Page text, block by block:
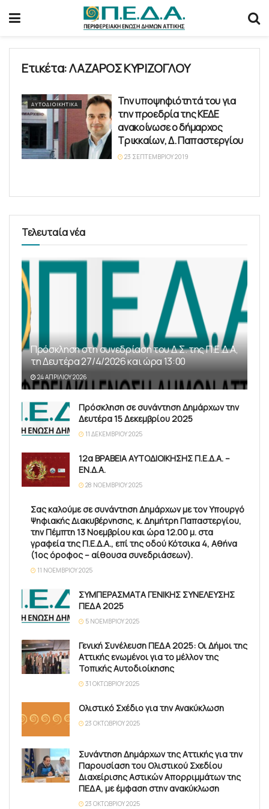
Ετικέτα:ΛΑΖΑΡΟΣ ΚΥΡΙΖΟΓΛΟΥ
ΑΥΤΟΔΙΟΙΚΗΤΙΚΆ
Την υποψηφιότητά του για
την προεδρία της ΚΕΔΕ
ανακοίνωσε ο δήμαρχος
Τρικκαίων, Δ. Παπαστεργίου
23 ΣΕΠΤΕΜΒΡΊΟΥ 2019
Τελευταία νέα
Πρόσκληση στη συνεδρίαση του Δ.Σ. της Π.Ε.Δ.Α,
τη Δευτέρα 27/4/2026 και ώρα 13:00
24 ΑΠΡΙΛΊΟΥ 2026
Πρόσκληση σε συνάντηση Δημάρχων την
Δευτέρα 15 Δεκεμβρίου 2025
11 ΔΕΚΕΜΒΡΊΟΥ 2025
12α ΒΡΑΒΕΙΑ ΑΥΤΟΔΙΟΙΚΗΣΗΣ Π.Ε.Δ.Α. –
ΕΝ.Δ.Α.
28 ΝΟΕΜΒΡΊΟΥ 2025
Σας καλούμε σε συνάντηση Δημάρχων με τον Υπουργό
Ψηφιακής Διακυβέρνησης, κ. Δημήτρη Παπαστεργίου,
την Πέμπτη 13 Νοεμβρίου και ώρα 12.00 μ. στα
γραφεία της Π.Ε.Δ.Α., επί της οδού Κότσικα 4, Αθήνα
(1ος όροφος – αίθουσα συνεδριάσεων).
11 ΝΟΕΜΒΡΊΟΥ 2025
ΣΥΜΠΕΡΑΣΜΑΤΑ ΓΕΝΙΚΗΣ ΣΥΝΕΛΕΥΣΗΣ
ΠΕΔΑ 2025
5 ΝΟΕΜΒΡΊΟΥ 2025
Γενική Συνέλευση ΠΕΔΑ 2025: Οι Δήμοι της
Αττικής ενωμένοι για το μέλλον της
Τοπικής Αυτοδιοίκησης
31 ΟΚΤΩΒΡΊΟΥ 2025
Ολιστικό Σχέδιο για την Ανακύκλωση
23 ΟΚΤΩΒΡΊΟΥ 2025
Συνάντηση Δημάρχων της Αττικής για την
Παρουσίαση του Ολιστικού Σχεδίου
Διαχείρισης Αστικών Απορριμμάτων της
ΠΕΔΑ, με έμφαση στην ανακύκλωση
23 ΟΚΤΩΒΡΊΟΥ 2025